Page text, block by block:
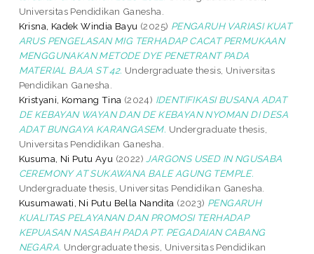
Universitas Pendidikan Ganesha.
Krisna, Kadek Windia Bayu (2025) PENGARUH VARIASI KUAT
ARUS PENGELASAN MIG TERHADAP CACAT PERMUKAAN
MENGGUNAKAN METODE DYE PENETRANT PADA
MATERIAL BAJA ST 42. Undergraduate thesis, Universitas
Pendidikan Ganesha.
Kristyani, Komang Tina (2024) IDENTIFIKASI BUSANA ADAT
DE KEBAYAN WAYAN DAN DE KEBAYAN NYOMAN DI DESA
ADAT BUNGAYA KARANGASEM. Undergraduate thesis,
Universitas Pendidikan Ganesha.
Kusuma, Ni Putu Ayu (2022) JARGONS USED IN NGUSABA
CEREMONY AT SUKAWANA BALE AGUNG TEMPLE.
Undergraduate thesis, Universitas Pendidikan Ganesha.
Kusumawati, Ni Putu Bella Nandita (2023) PENGARUH
KUALITAS PELAYANAN DAN PROMOSI TERHADAP
KEPUASAN NASABAH PADA PT. PEGADAIAN CABANG
NEGARA. Undergraduate thesis, Universitas Pendidikan